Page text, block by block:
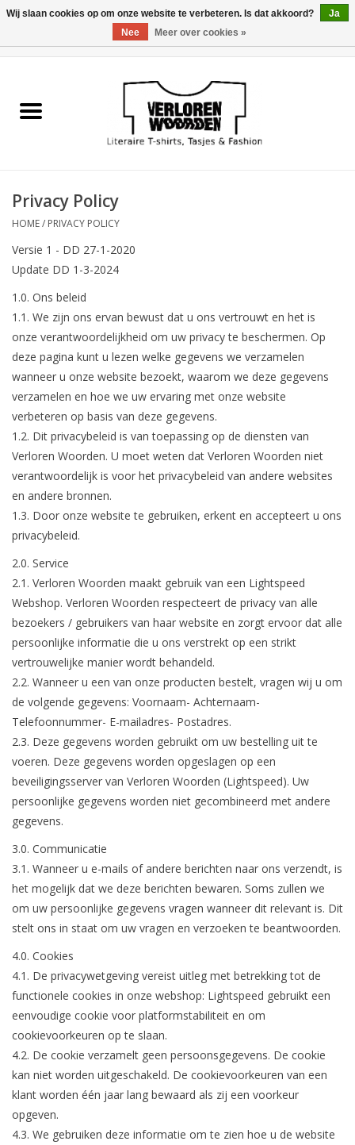
Heren
Tasjes
Meest verkocht
Sale
Verkooppunten
Privacy Policy
HOME/ PRIVACY POLICY
Versie 1 - DD 27-1-2020
Update DD 1-3-2024
1.0. Ons beleid
1.1. We zijn ons ervan bewust dat u ons vertrouwt en het is
onze verantwoordelijkheid om uw privacy te beschermen. Op
deze pagina kunt u lezen welke gegevens we verzamelen
wanneer u onze website bezoekt, waarom we deze gegevens
verzamelen en hoe we uw ervaring met onze website
verbeteren op basis van deze gegevens.
1.2. Dit privacybeleid is van toepassing op de diensten van
Verloren Woorden. U moet weten dat Verloren Woorden niet
verantwoordelijk is voor het privacybeleid van andere websites
en andere bronnen.
1.3. Door onze website te gebruiken, erkent en accepteert u ons
privacybeleid.
2.0. Service
2.1. Verloren Woorden maakt gebruik van een Lightspeed
Webshop. Verloren Woorden respecteert de privacy van alle
bezoekers / gebruikers van haar website en zorgt ervoor dat alle
persoonlijke informatie die u ons verstrekt op een strikt
vertrouwelijke manier wordt behandeld.
2.2. Wanneer u een van onze producten bestelt, vragen wij u om
de volgende gegevens: Voornaam- Achternaam-
Telefoonnummer- E-mailadres- Postadres.
2.3. Deze gegevens worden gebruikt om uw bestelling uit te
voeren. Deze gegevens worden opgeslagen op een
beveiligingsserver van Verloren Woorden (Lightspeed). Uw
persoonlijke gegevens worden niet gecombineerd met andere
gegevens.
3.0. Communicatie
3.1. Wanneer u e-mails of andere berichten naar ons verzendt, is
het mogelijk dat we deze berichten bewaren. Soms zullen we
om uw persoonlijke gegevens vragen wanneer dit relevant is. Dit
stelt ons in staat om uw vragen en verzoeken te beantwoorden.
4.0. Cookies
4.1. De privacywetgeving vereist uitleg met betrekking tot de
functionele cookies in onze webshop: Lightspeed gebruikt een
eenvoudige cookie voor platformstabiliteit en om
cookievoorkeuren op te slaan.
4.2. De cookie verzamelt geen persoonsgegevens. De cookie
kan niet worden uitgeschakeld. De cookievoorkeuren van een
klant worden één jaar lang bewaard als zij een voorkeur
opgeven.
4.3. We gebruiken deze informatie om te zien hoe u de website
Wij slaan cookies op om onze website te verbeteren. Is dat akkoord?
Ja
Nee
Meer over cookies »